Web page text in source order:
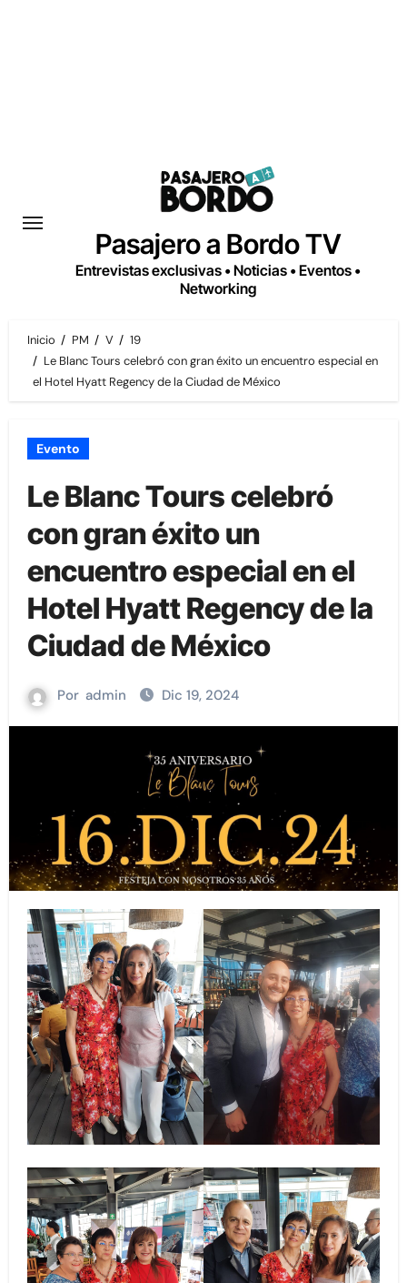
Pasajero a Bordo TV
Entrevistas exclusivas • Noticias • Eventos •
Networking
Inicio PM V
19
Le Blanc Tours celebró con gran éxito un encuentro especial en
el Hotel Hyatt Regency de la Ciudad de México
Evento
Le Blanc Tours celebró
con gran éxito un
encuentro especial en el
Hotel Hyatt Regency de la
Ciudad de México
Por admin Dic 19, 2024